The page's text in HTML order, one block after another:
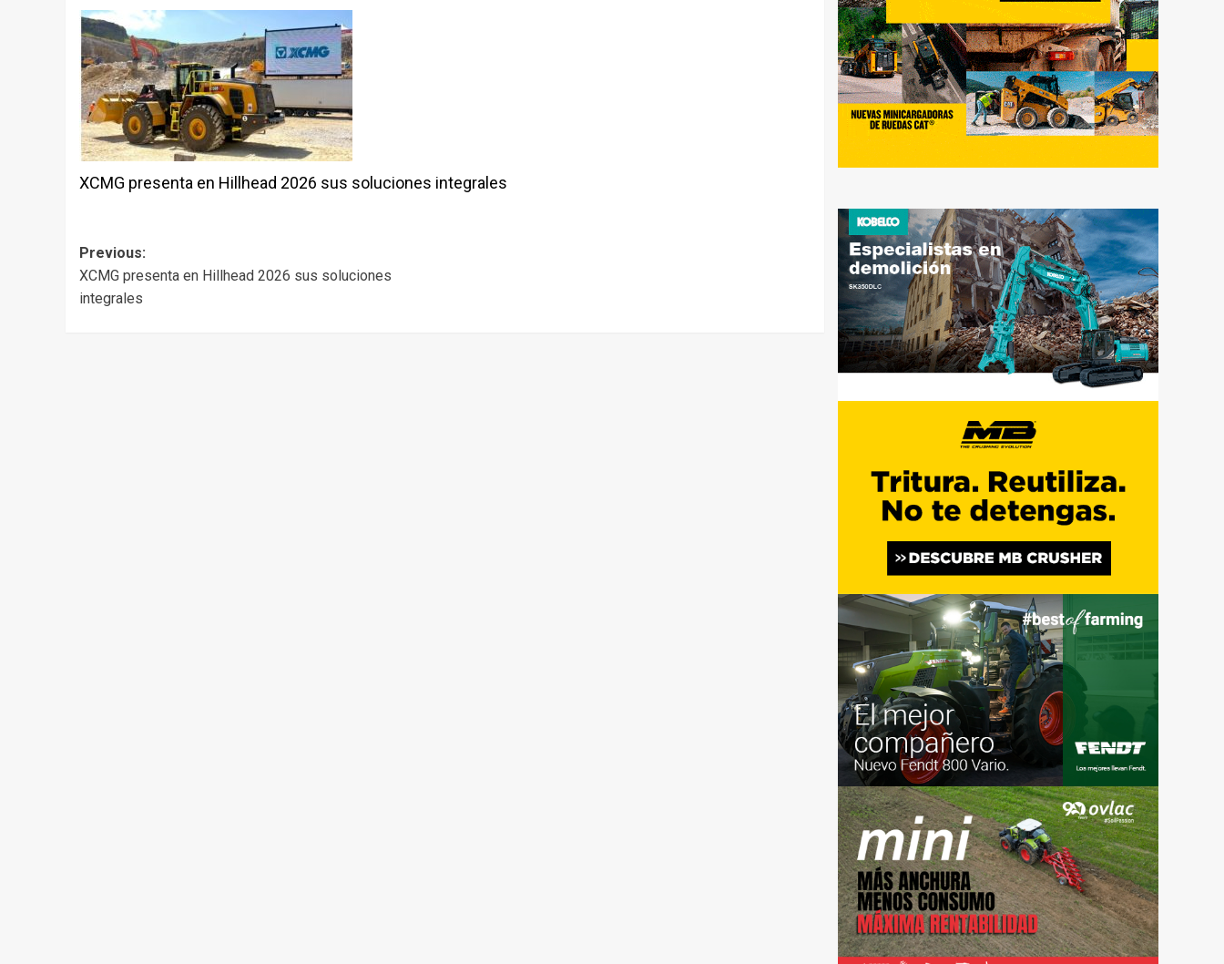
XCMG presenta en Hillhead 2026 sus soluciones integrales
Post
navigation
Previous:
XCMG presenta en Hillhead 2026 sus soluciones
integrales